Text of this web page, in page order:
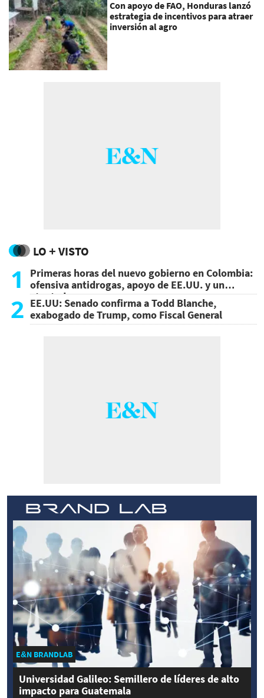
Con apoyo de FAO, Honduras lanzó
estrategia de incentivos para atraer
inversión al agro
LO + VISTO
1
Primeras horas del nuevo gobierno en Colombia:
ofensiva antidrogas, apoyo de EE.UU. y un
atentado
2 EE.UU: Senado confirma a Todd Blanche,
exabogado de Trump, como Fiscal General
E&N BRANDLAB
Universidad Galileo: Semillero de líderes de alto
impacto para Guatemala